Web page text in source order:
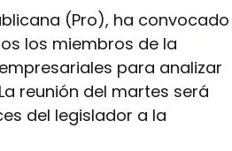
(Pro), ha convocado
los miembros de la
para analizar
reunión del martes será
del legislador a la